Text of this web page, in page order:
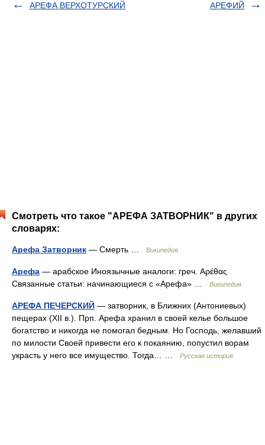
АРЕФА ВЕРХОТУРСКИЙ
АРЕФИЙ
Смотреть что такое "АРЕФА ЗАТВОРНИК" в других
словарях:
Арефа Затворник — Смерть … Википедия
Арефа — арабское Иноязычные аналоги: греч. Αρέθας
Связанные статьи: начинающиеся с «Арефа» …
Википедия
АРЕФА ПЕЧЕРСКИЙ — затворник, в Ближних (Антониевых)
пещерах (XII в.). Прп. Арефа хранил в своей келье большое
богатство и никогда не помогал бедным. Но Господь, желавший
по милости Своей привести его к покаянию, попустил ворам
украсть у него все имущество. Тогда… …
Русская история